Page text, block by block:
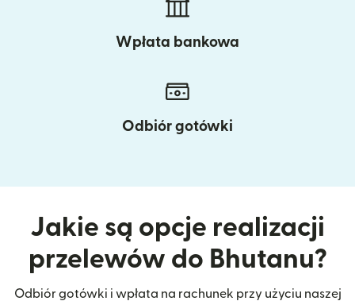
Wpłata bankowa
Odbiór gotówki
Jakie są opcje realizacji
przelewów do Bhutanu?
Odbiór gotówki i wpłata na rachunek przy użyciu naszej